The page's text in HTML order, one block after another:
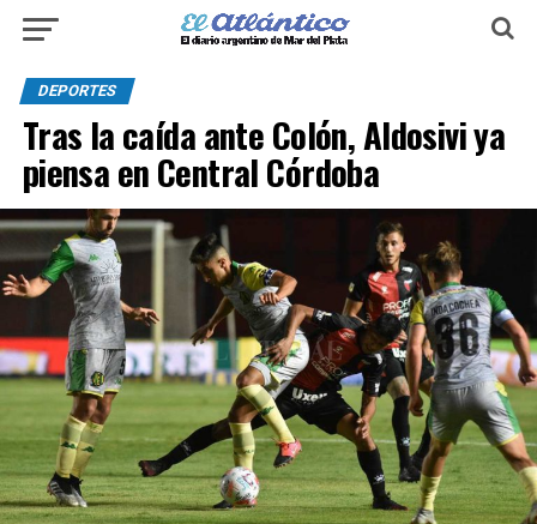
DEPORTES
Tras la caída ante Colón, Aldosivi ya
piensa en Central Córdoba